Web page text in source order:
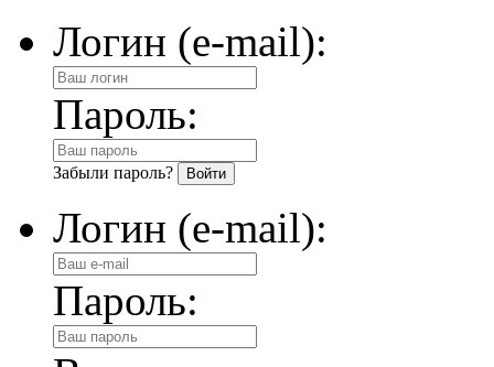
Логин (e-mail):
Пароль:
Забыли пароль?
Логин (e-mail):
Пароль: